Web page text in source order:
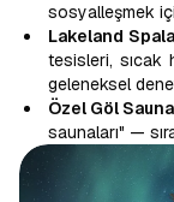
sosyalleşmek
Lakeland
tesisleri, sıcak
geleneksel
Özel Göl
saunaları" —